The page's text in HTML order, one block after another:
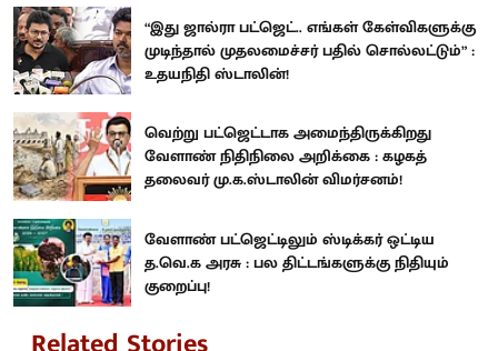
“இது ஜால்ரா பட்ஜெட்.. எங்கள் கேள்விகளுக்கு
முடிந்தால் முதலமைச்சர் பதில் சொல்லட்டும்” :
உதயநிதி ஸ்டாலின்!
வெற்று பட்ஜெட்டாக அமைந்திருக்கிறது
வேளாண் நிதிநிலை அறிக்கை : கழகத்
தலைவர் மு.க.ஸ்டாலின் விமர்சனம்!
வேளாண் பட்ஜெட்டிலும் ஸ்டிக்கர் ஒட்டிய
த.வெ.க அரசு : பல திட்டங்களுக்கு நிதியும்
குறைப்பு!